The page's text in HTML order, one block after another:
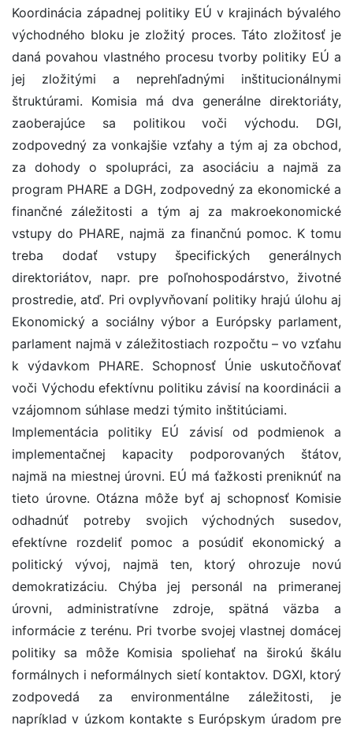
Koordinácia západnej politiky EÚ v krajinách bývalého
východného bloku je zložitý proces. Táto zložitosť je
daná povahou vlastného procesu tvorby politiky EÚ a
jej zložitými a neprehľadnými inštitucionálnymi
štruktúrami. Komisia má dva generálne direktoriáty,
zaoberajúce sa politikou voči východu. DGI,
zodpovedný za vonkajšie vzťahy a tým aj za obchod,
za dohody o spolupráci, za asociáciu a najmä za
program PHARE a DGH, zodpovedný za ekonomické a
finančné záležitosti a tým aj za makroekonomické
vstupy do PHARE, najmä za finančnú pomoc. K tomu
treba dodať vstupy špecifických generálnych
direktoriátov, napr. pre poľnohospodárstvo, životné
prostredie, atď. Pri ovplyvňovaní politiky hrajú úlohu aj
Ekonomický a sociálny výbor a Európsky parlament,
parlament najmä v záležitostiach rozpočtu – vo vzťahu
k výdavkom PHARE. Schopnosť Únie uskutočňovať
voči Východu efektívnu politiku závisí na koordinácii a
vzájomnom súhlase medzi týmito inštitúciami.
Implementácia politiky EÚ závisí od podmienok a
implementačnej kapacity podporovaných štátov,
najmä na miestnej úrovni. EÚ má ťažkosti preniknúť na
tieto úrovne. Otázna môže byť aj schopnosť Komisie
odhadnúť potreby svojich východných susedov,
efektívne rozdeliť pomoc a posúdiť ekonomický a
politický vývoj, najmä ten, ktorý ohrozuje novú
demokratizáciu. Chýba jej personál na primeranej
úrovni, administratívne zdroje, spätná väzba a
informácie z terénu. Pri tvorbe svojej vlastnej domácej
politiky sa môže Komisia spoliehať na širokú škálu
formálnych i neformálnych sietí kontaktov. DGXI, ktorý
zodpovedá za environmentálne záležitosti, je
napríklad v úzkom kontakte s Európskym úradom pre